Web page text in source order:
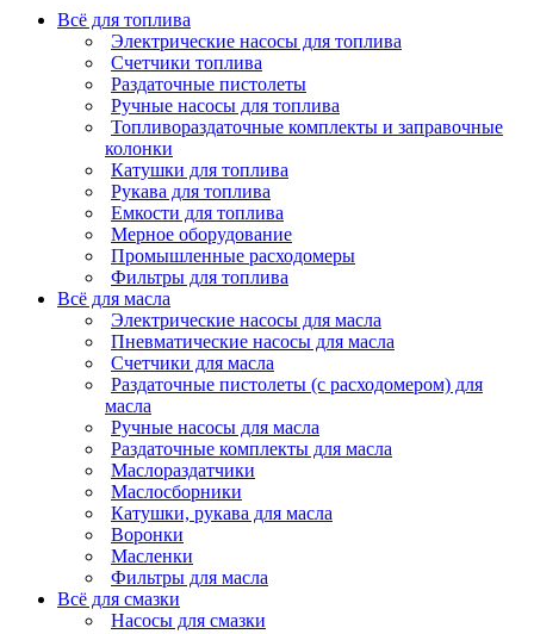
Всё для топлива
Электрические насосы для топлива
Счетчики топлива
Раздаточные пистолеты
Ручные насосы для топлива
Топливораздаточные комплекты и заправочные
колонки
Катушки для топлива
Рукава для топлива
Емкости для топлива
Мерное оборудование
Промышленные расходомеры
Фильтры для топлива
Всё для масла
Электрические насосы для масла
Пневматические насосы для масла
Счетчики для масла
Раздаточные пистолеты (с расходомером) для
масла
Ручные насосы для масла
Раздаточные комплекты для масла
Маслораздатчики
Маслосборники
Катушки, рукава для масла
Воронки
Масленки
Фильтры для масла
Всё для смазки
Насосы для смазки